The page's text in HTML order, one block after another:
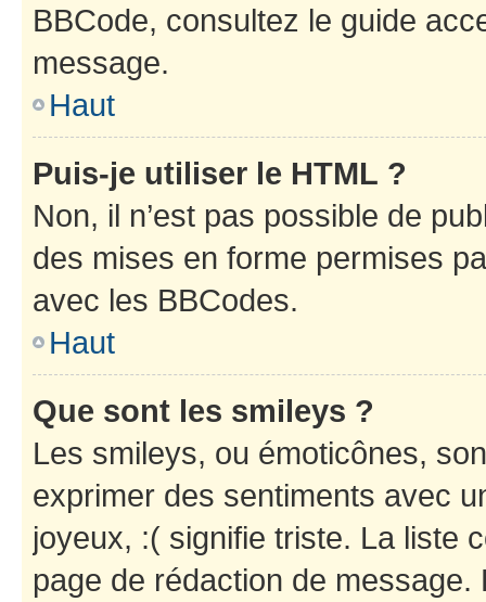
BBCode, consultez le guide
message.
Haut
Puis-je utiliser le HTML ?
Non, il n’est pas possible de
des mises en forme permises
avec les BBCodes.
Haut
Que sont les smileys ?
Les smileys, ou émoticônes,
exprimer des sentiments avec
joyeux, :( signifie triste. La liste
page de rédaction de